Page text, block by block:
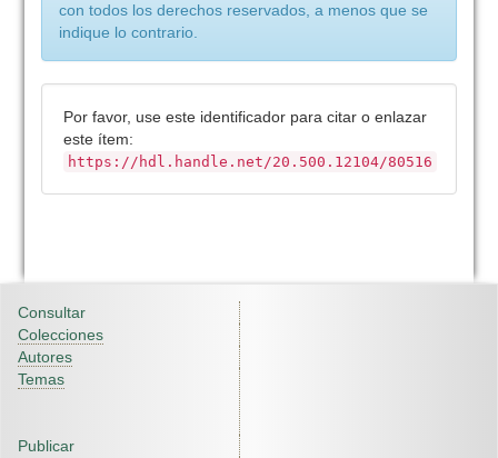
con todos los derechos reservados, a menos que se
indique lo contrario.
Por favor, use este identificador para citar o enlazar
este ítem:
https://hdl.handle.net/20.500.12104/80516
Consultar
Colecciones
Autores
Temas
Publicar